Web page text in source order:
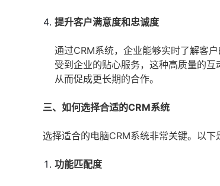
提升客户满意度和忠诚度
通过CRM系统，企业能够实时了解客
受到企业的贴心服务，这种高质量的
从而促成更长期的合作。
三、如何选择合适的CRM系统
选择适合的电脑CRM系统非常关键。以下
功能匹配度